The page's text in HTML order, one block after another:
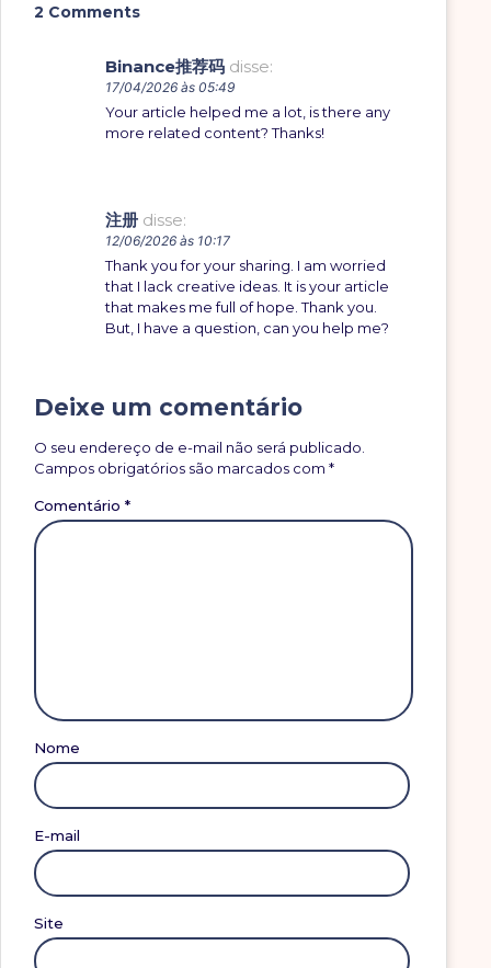
2 Comments
Binance推荐码 disse:
17/04/2026 às 05:49
Your article helped me a lot, is there any
more related content? Thanks!
注册 disse:
12/06/2026 às 10:17
Thank you for your sharing. I am worried
that I lack creative ideas. It is your article
that makes me full of hope. Thank you.
But, I have a question, can you help me?
Deixe um comentário
O seu endereço de e-mail não será publicado.
Campos obrigatórios são marcados com *
Comentário *
Nome
E-mail
Site